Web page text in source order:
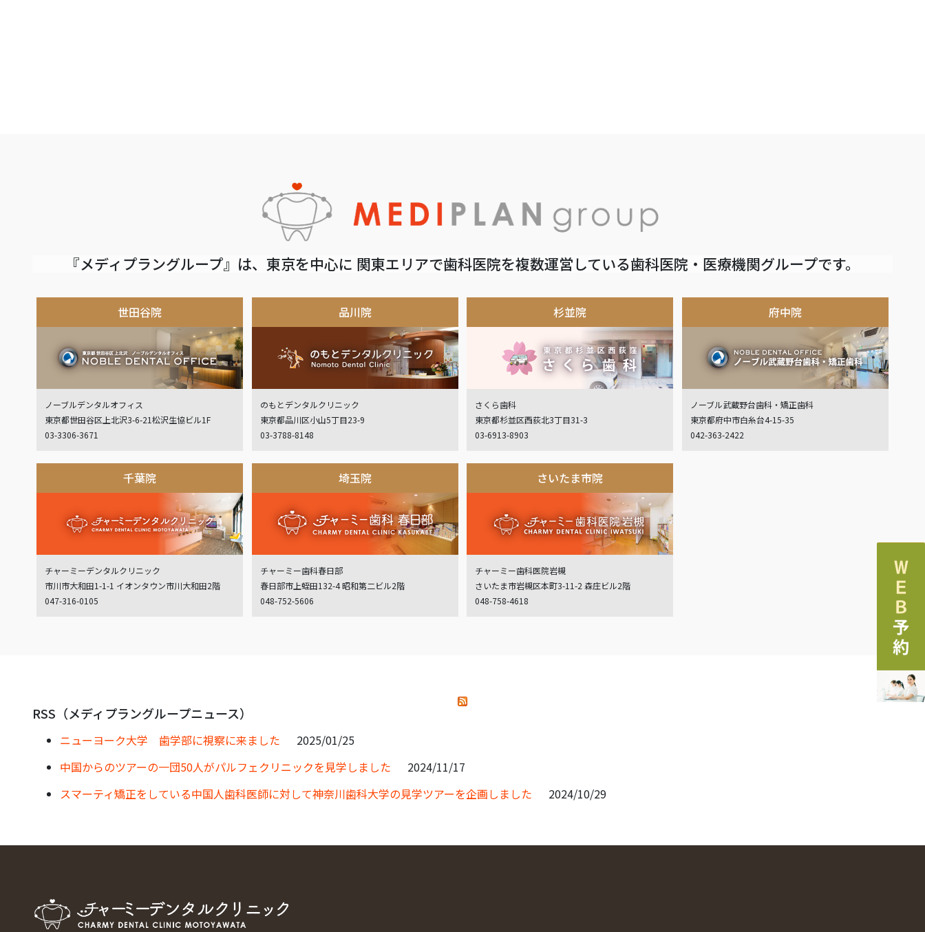
『メディプラングループ』は、東京を中心に 関東エリアで歯科医院を複数運営している歯科医院・医療機関グループです。
世田谷院
ノーブルデンタルオフィス
東京都世田谷区上北沢3-6-21松沢生協ビル1F
03-3306-3671
品川院
のもとデンタルクリニック
東京都品川区小山5丁目23-9
03-3788-8148
杉並院
さくら歯科
東京都杉並区西荻北3丁目31-3
03-6913-8903
府中院
ノーブル武蔵野台歯科・矯正歯科
東京都府中市白糸台4-15-35
042-363-2422
千葉院
チャーミーデンタルクリニック
市川市大和田1-1-1 イオンタウン市川大和田2階
047-316-0105
埼玉院
チャーミー歯科春日部
春日部市上蛭田132-4 昭和第二ビル2階
048-752-5606
さいたま市院
チャーミー歯科医院岩槻
さいたま市岩槻区本町3-11-2 森庄ビル2階
048-758-4618
RSS（メディプラングループニュース）
ニューヨーク大学 歯学部に視察に来ました
2025/01/25
中国からのツアーの一団50人がパルフェクリニックを見学しました
2024/11/17
スマーティ矯正をしている中国人歯科医師に対して神奈川歯科大学の見学ツアーを企画しました
2024/10/29